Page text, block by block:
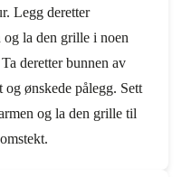
Legg deretter
la den grille i noen
deretter bunnen av
og ønskede pålegg. Sett
og la den grille til